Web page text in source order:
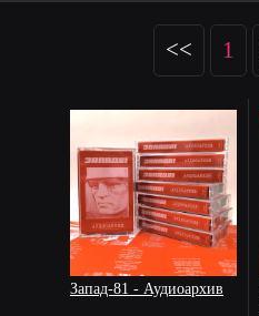
<< 1
Запад-81 - Аудиоархив